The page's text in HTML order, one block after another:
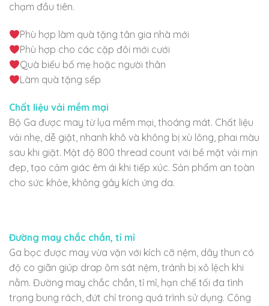
chạm đầu tiên.
Phù hợp làm quà tặng tân gia nhà mới
Phù hợp cho các cặp đôi mới cưới
Quà biếu bố mẹ hoặc người thân
Làm quà tặng sếp
Chất liệu vải mềm mại
Bộ Ga được may từ lụa mềm mại, thoáng mát. Chất liệu
vải nhẹ, dễ giặt, nhanh khô và không bị xù lông, phai màu
sau khi giặt. Mật độ 800 thread count với bề mặt vải mịn
đẹp, tạo cảm giác êm ái khi tiếp xúc. Sản phẩm an toàn
cho sức khỏe, không gây kích ứng da.
Đường may chắc chắn, tỉ mỉ
Ga bọc được may vừa vặn với kích cỡ nệm, dây thun có
độ co giãn giúp drap ôm sát nệm, tránh bị xô lệch khi
nằm. Đường may chắc chắn, tỉ mỉ, hạn chế tối đa tình
trạng bung rách, đứt chỉ trong quá trình sử dụng. Công